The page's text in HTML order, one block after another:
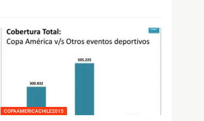
COPAAMERICACHILE2015